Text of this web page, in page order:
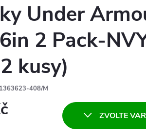
Under
2 Pack-
kusy)
408/M
ZVOLTE